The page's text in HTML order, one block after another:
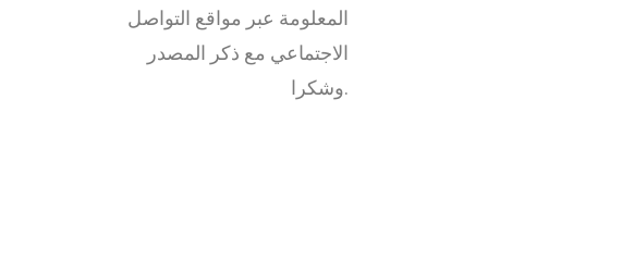
المعلومة عبر مواقع التواصل
الاجتماعي مع ذكر المصدر
وشكرا.